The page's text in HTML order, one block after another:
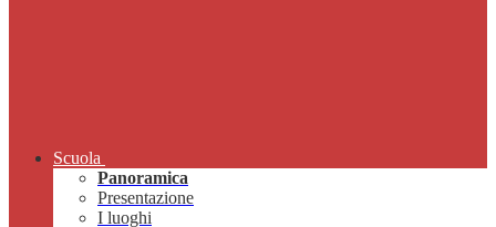
Scuola
Panoramica
Presentazione
I luoghi